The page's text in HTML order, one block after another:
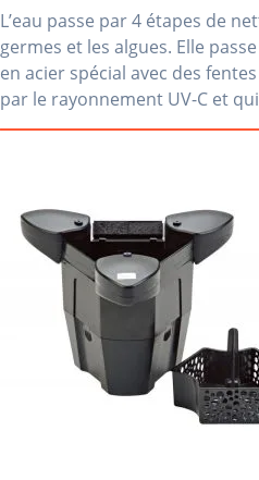
L’eau passe par 4 étapes de
germes et les algues. Elle
en acier spécial avec des
par le rayonnement UV-C et